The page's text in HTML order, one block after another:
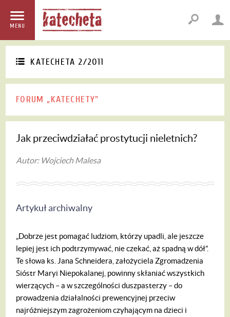
MENU
KATECHETA 2/2011
FORUM „KATECHETY"
Jak przeciwdziałać prostytucji nieletnich?
Autor: Wojciech Malesa
Artykuł archiwalny
„Dobrze jest pomagać ludziom, którzy upadli, ale jeszcze
lepiej jest ich podtrzymywać, nie czekać, aż spadną w dół”.
Te słowa ks. Jana Schneidera, założyciela Zgromadzenia
Sióstr Maryi Niepokalanej, powinny skłaniać wszystkich
wierzących – a w szczególności duszpasterzy – do
prowadzenia działalności prewencyjnej przeciw
najróżniejszym zagrożeniom czyhającym na dzieci i